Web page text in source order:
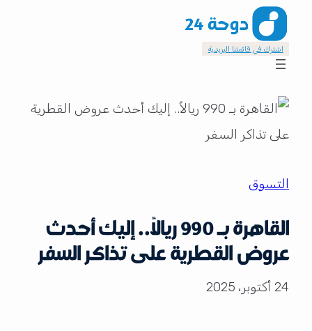
اشترك في قائمتنا البريدية
التسوق
القاهرة بـ 990 ريالاً.. إليك أحدث
عروض القطرية على تذاكر السفر
24 أكتوبر، 2025